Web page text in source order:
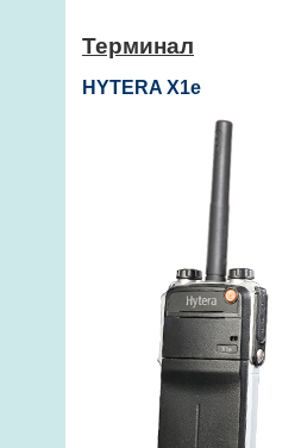
Терминал
HYTERA X1e